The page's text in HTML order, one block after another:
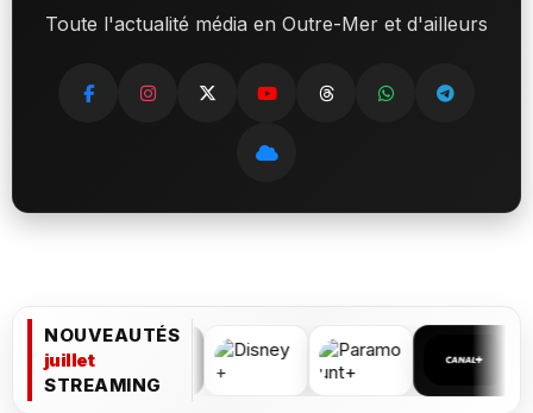
Toute l'actualité média en Outre-Mer et d'ailleurs
NOUVEAUTÉS
juillet
STREAMING